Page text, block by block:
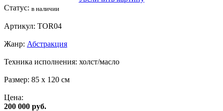
Статус: в наличии
Артикул: TOR04
Жанр: Абстракция
Техника исполнения: холст/масло
Размер: 85 x 120 см
Цена:
200 000 руб.